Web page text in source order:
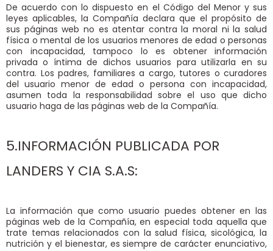
De acuerdo con lo dispuesto en el Código del Menor y sus
leyes aplicables, la Compañía declara que el propósito de
sus páginas web no es atentar contra la moral ni la salud
física o mental de los usuarios menores de edad o personas
con incapacidad, tampoco lo es obtener información
privada o íntima de dichos usuarios para utilizarla en su
contra. Los padres, familiares a cargo, tutores o curadores
del usuario menor de edad o persona con incapacidad,
asumen toda la responsabilidad sobre el uso que dicho
usuario haga de las páginas web de la Compañía.
5.INFORMACIÓN PUBLICADA POR
LANDERS Y CIA S.A.S:
La información que como usuario puedes obtener en las
páginas web de la Compañía, en especial toda aquella que
trate temas relacionados con la salud física, sicológica, la
nutrición y el bienestar, es siempre de carácter enunciativo,